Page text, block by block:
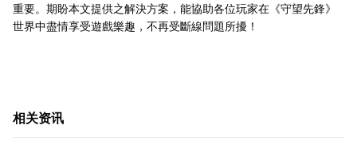
重要。期盼本文提供之解決方案，能協助各位玩家在《守望先鋒》
世界中盡情享受遊戲樂趣，不再受斷線問題所擾！
相关资讯